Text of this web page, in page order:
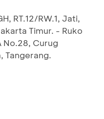
RT.12/RW.1, Jati,
Timur. - Ruko
No.28, Curug
Tangerang.